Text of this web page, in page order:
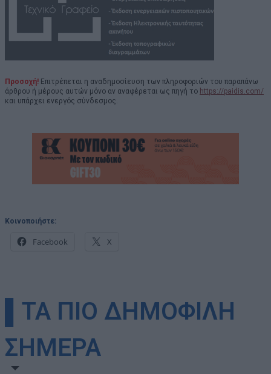
Προσοχή! Επιτρέπεται η αναδημοσίευση των πληροφοριών του παραπάνω
άρθρου ή μέρους αυτών μόνο αν αναφέρεται ως πηγή το https://paidis.com/
και υπάρχει ενεργός σύνδεσμος.
Κοινοποιήστε:
Facebook X
▌ΤΑ ΠΙΟ ΔΗΜΟΦΙΛΗ
ΣΗΜΕΡΑ